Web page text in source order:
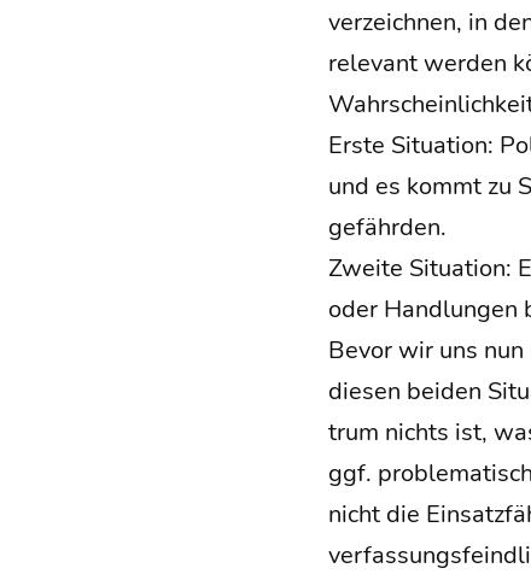
ver­zeich­nen, in
rele­vant wer­den
Ers­te Situa­ti­on:
und es kommt zu
gefährden.
Zwei­te Situa­ti­on:
oder Hand­lun­gen
Bevor wir uns
die­sen bei­den
trum nichts ist,
ggf.
nicht die